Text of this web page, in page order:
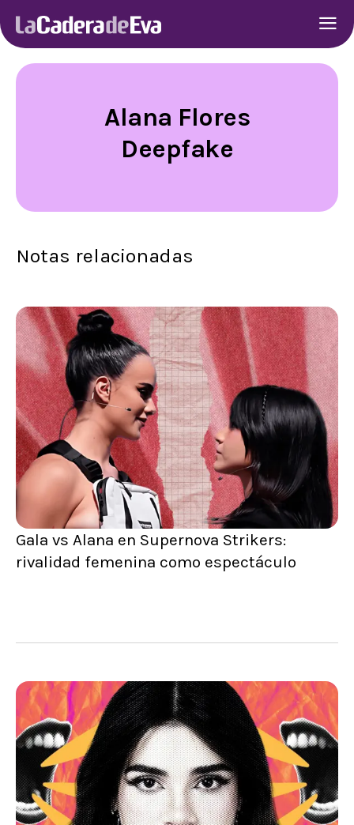
Alana Flores
Deepfake
Notas relacionadas
Gala vs Alana en Supernova Strikers:
rivalidad femenina como espectáculo